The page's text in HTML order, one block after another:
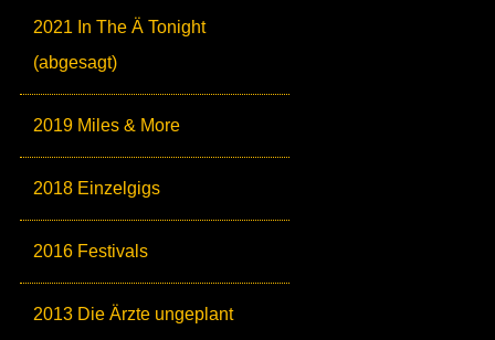
2021 In The Ä Tonight
(abgesagt)
2019 Miles & More
2018 Einzelgigs
2016 Festivals
2013 Die Ärzte ungeplant